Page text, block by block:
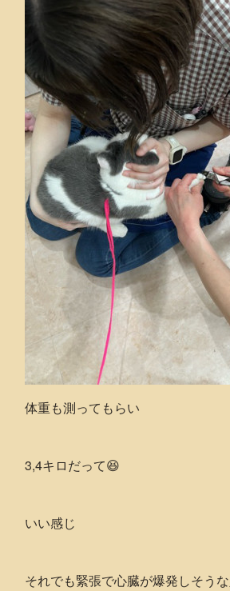
体重も測ってもらい
3,4キロだって😆
いい感じ
それでも緊張で心臓が爆発しそう